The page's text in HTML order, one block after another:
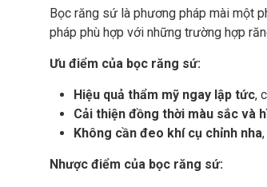
Bọc răng sứ là phương pháp mài một
pháp phù hợp với những trường hợp
Ưu điểm của bọc răng sứ:
Hiệu quả thẩm mỹ ngay lập tức,
Cải thiện đồng thời màu sắc và
Không cần đeo khí cụ chỉnh nha
Nhược điểm của bọc răng sứ: